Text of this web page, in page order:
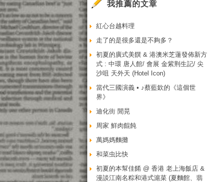
我推薦的文章
紅心台越料理
走了的是很多還是不夠多？
初夏的廣式美饌 & 港澳米芝蓮發佈新方
式 : 中環 唐人館/ 會展 金紫荆生記/ 尖
沙咀 天外天 (Hotel Icon)
當代三國演義 • ♪蔡藍欽的《這個世
界》
迪化街 閒晃
周家 鮮肉餛飩
萬媽媽麵攤
和菜虫比快
初夏的本幫佳餚 @ 香港 老上海飯店 &
漫談江南名粽和港式滬菜 (夏麵館、翡